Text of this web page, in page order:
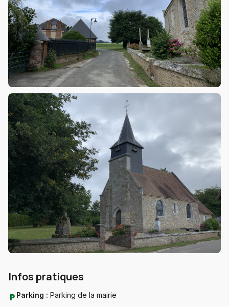
Infos pratiques
local_parking Parking : Parking de la mairie